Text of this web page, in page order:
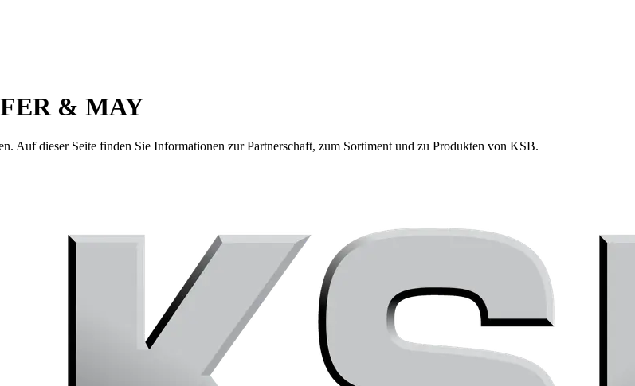
& MAY
Auf dieser Seite finden Sie Informationen zur Partnerschaft, zum Sortiment und zu Produkten von KSB.